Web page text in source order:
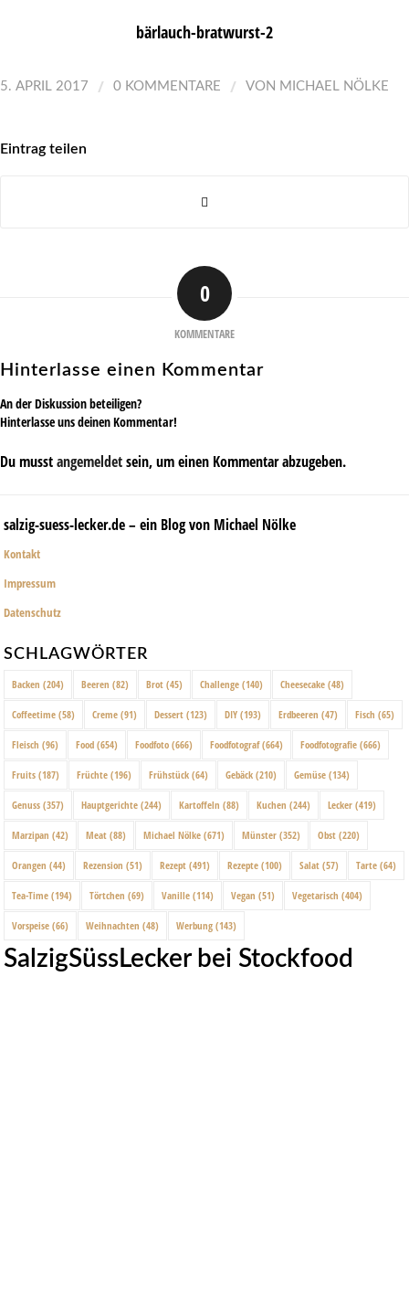
bärlauch-bratwurst-2
5. APRIL 2017 / 0 KOMMENTARE / VON MICHAEL NÖLKE
Eintrag teilen
0
KOMMENTARE
Hinterlasse einen Kommentar
An der Diskussion beteiligen?
Hinterlasse uns deinen Kommentar!
Du musstangemeldetsein, um einen Kommentar abzugeben.
salzig-suess-lecker.de – ein Blog von Michael Nölke
Kontakt
Impressum
Datenschutz
SCHLAGWÖRTER
Backen (204) Beeren (82) Brot (45) Challenge (140) Cheesecake (48)
Coffeetime (58) Creme (91) Dessert (123) DIY (193) Erdbeeren (47) Fisch (65)
Fleisch (96) Food (654) Foodfoto (666) Foodfotograf(664) Foodfotografie (666)
Fruits (187) Früchte (196) Frühstück (64) Gebäck (210) Gemüse (134)
Genuss (357) Hauptgerichte (244) Kartoffeln (88) Kuchen (244) Lecker (419)
Marzipan (42) Meat (88) Michael Nölke (671) Münster (352) Obst (220)
Orangen (44) Rezension (51) Rezept (491) Rezepte (100) Salat (57) Tarte (64)
Tea-Time (194) Törtchen (69) Vanille (114) Vegan (51) Vegetarisch (404)
Vorspeise (66) Weihnachten (48) Werbung (143)
SalzigSüssLecker bei Stockfood